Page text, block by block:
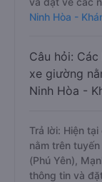
Ninh Hòa -
Câu hỏi:
xe giường
Ninh Hòa -
Trả lời: Hiện
nằm trên
(Phú Yên),
thông tin và